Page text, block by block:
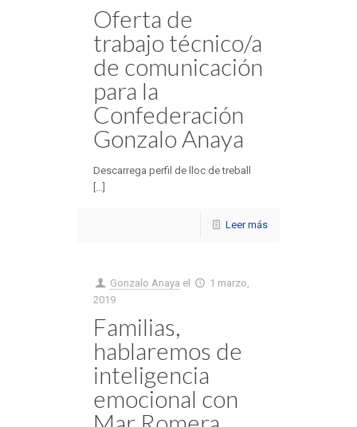
Oferta de
trabajo técnico/a
de comunicación
para la
Confederación
Gonzalo Anaya
Descarrega perfil de lloc de treball
[...]
Leer más
Gonzalo Anaya el
1 marzo,
2019
Familias,
hablaremos de
inteligencia
emocional con